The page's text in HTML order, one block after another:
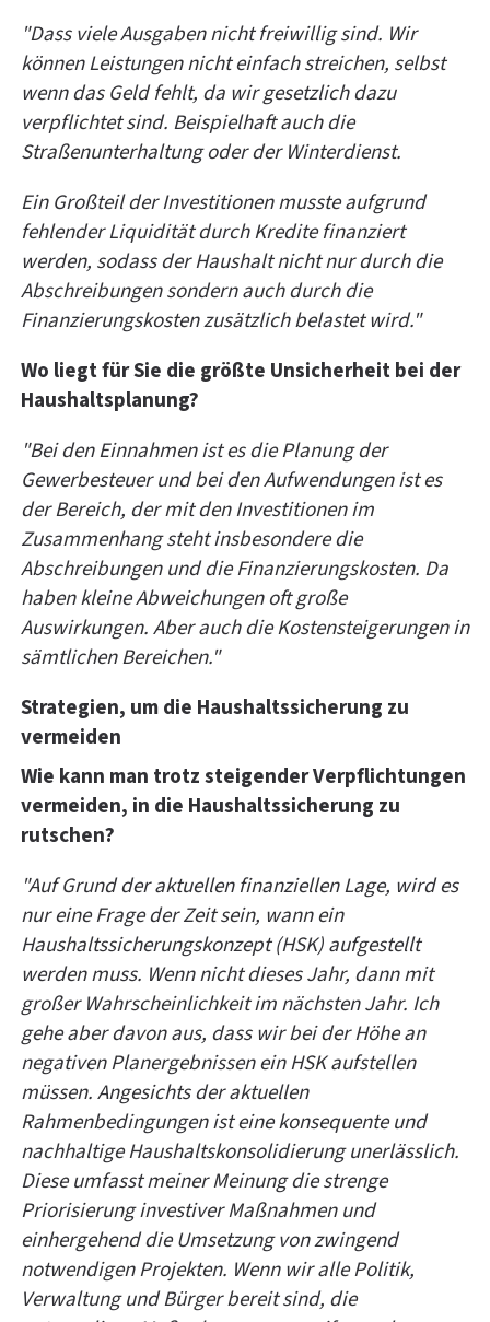
"Dass viele Ausgaben nicht freiwillig sind. Wir
können Leistungen nicht einfach streichen, selbst
wenn das Geld fehlt, da wir gesetzlich dazu
verpflichtet sind. Beispielhaft auch die
Straßenunterhaltung oder der Winterdienst.
Ein Großteil der Investitionen musste aufgrund
fehlender Liquidität durch Kredite finanziert
werden, sodass der Haushalt nicht nur durch die
Abschreibungen sondern auch durch die
Finanzierungskosten zusätzlich belastet wird."
Wo liegt für Sie die größte Unsicherheit bei der
Haushaltsplanung?
"Bei den Einnahmen ist es die Planung der
Gewerbesteuer und bei den Aufwendungen ist es
der Bereich, der mit den Investitionen im
Zusammenhang steht insbesondere die
Abschreibungen und die Finanzierungskosten. Da
haben kleine Abweichungen oft große
Auswirkungen. Aber auch die Kostensteigerungen in
sämtlichen Bereichen."
Strategien, um die Haushaltssicherung zu
vermeiden
Wie kann man trotz steigender Verpflichtungen
vermeiden, in die Haushaltssicherung zu
rutschen?
"Auf Grund der aktuellen finanziellen Lage, wird es
nur eine Frage der Zeit sein, wann ein
Haushaltssicherungskonzept (HSK) aufgestellt
werden muss. Wenn nicht dieses Jahr, dann mit
großer Wahrscheinlichkeit im nächsten Jahr. Ich
gehe aber davon aus, dass wir bei der Höhe an
negativen Planergebnissen ein HSK aufstellen
müssen. Angesichts der aktuellen
Rahmenbedingungen ist eine konsequente und
nachhaltige Haushaltskonsolidierung unerlässlich.
Diese umfasst meiner Meinung die strenge
Priorisierung investiver Maßnahmen und
einhergehend die Umsetzung von zwingend
notwendigen Projekten. Wenn wir alle Politik,
Verwaltung und Bürger bereit sind, die